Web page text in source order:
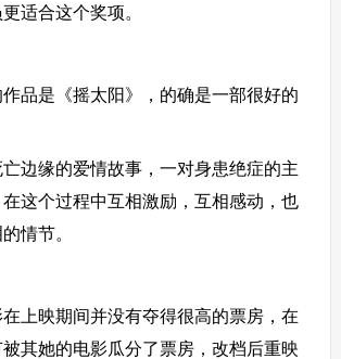
适合这个奖项。
品是《摇太阳》，的确是一部很好的
边缘的爱情故事，一对身患绝症的主
这个过程中互相激励，互相感动，也
情节。
上映期间并没有夺得很高的票房，在
其她的电影瓜分了票房，改档后重映